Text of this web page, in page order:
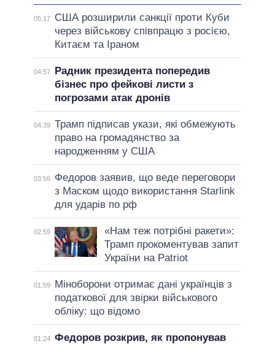
05:17
США розширили санкції проти Куби
через військову співпрацю з росією,
Китаєм та Іраном
04:57
Радник президента попередив
бізнес про фейкові листи з
погрозами атак дронів
04:39 Трамп підписав укази, які обмежують
право на громадянство за
народженням у США
03:56
Федоров заявив, що веде переговори
з Маском щодо використання Starlink
для ударів по рф
02:59
«Нам теж потрібні ракети»:
Трамп прокоментував запит
України на Patriot
01:59
Міноборони отримає дані українців з
податкової для звірки військового
обліку: що відомо
01:24 Федоров розкрив, як пропонував